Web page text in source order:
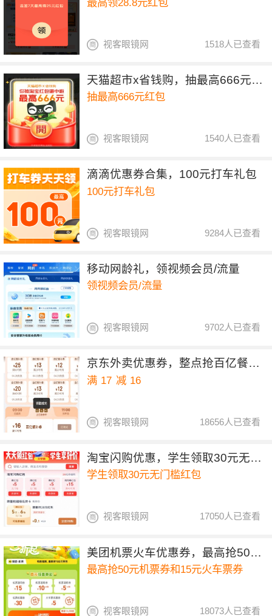
1518人已查看
视客眼镜网
天猫超市x省钱购，抽最高666元红包
抽最高666元红包
1540人已查看
视客眼镜网
滴滴优惠券合集，100元打车礼包
100元打车礼包
9284人已查看
视客眼镜网
移动网龄礼，领视频会员/流量
领视频会员/流量
9702人已查看
视客眼镜网
京东外卖优惠券，整点抢百亿餐补17-16券
满 17 减 16
18656人已查看
视客眼镜网
淘宝闪购优惠，学生领取30元无门槛红包
学生领取30元无门槛红包
17050人已查看
视客眼镜网
美团机票火车优惠券，最高抢50元机票券和15元火车票券
最高抢50元机票券和15元火车票券
18073人已查看
视客眼镜网